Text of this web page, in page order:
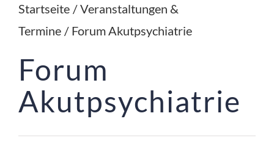
Startseite / Veranstaltungen &
Termine / Forum Akutpsychiatrie
Forum
Akutpsychiatrie